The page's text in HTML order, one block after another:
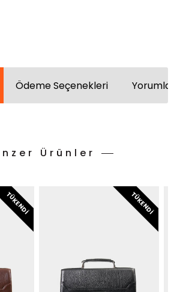
Ödeme Seçenekleri
Ürünler
TÜKENDI TÜKENDI